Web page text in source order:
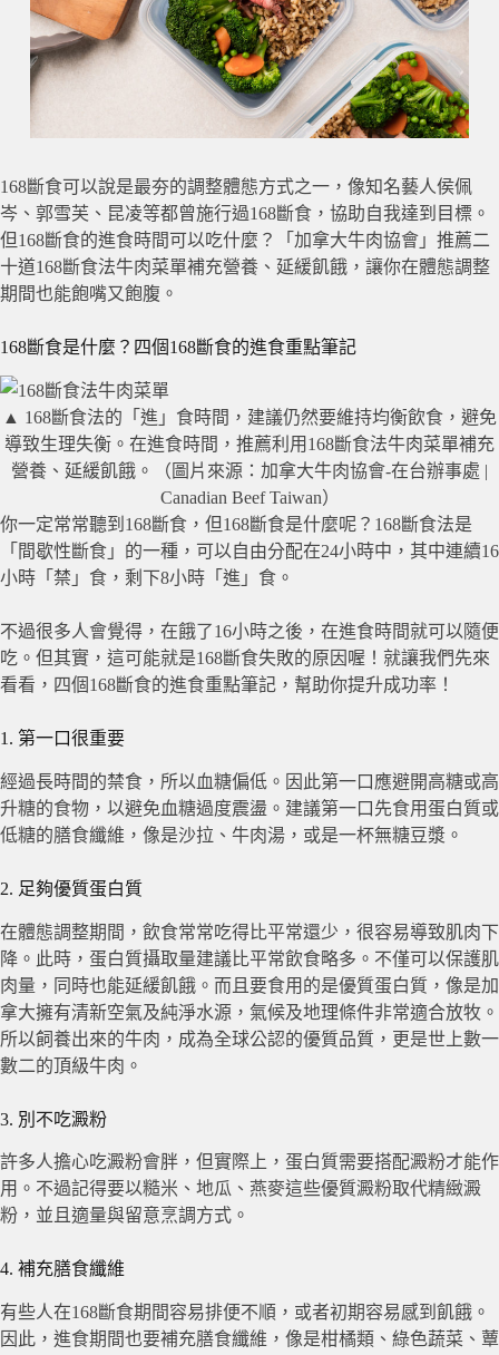
168斷食可以說是最夯的調整體態方式之一，像知名藝人侯佩
岑、郭雪芙、昆凌等都曾施行過168斷食，協助自我達到目標。
但168斷食的進食時間可以吃什麼？「加拿大牛肉協會」推薦二
十道168斷食法牛肉菜單補充營養、延緩飢餓，讓你在體態調整
期間也能飽嘴又飽腹。
168斷食是什麼？四個168斷食的進食重點筆記
▲ 168斷食法的「進」食時間，建議仍然要維持均衡飲食，避免
導致生理失衡。在進食時間，推薦利用168斷食法牛肉菜單補充
營養、延緩飢餓。（圖片來源：加拿大牛肉協會-在台辦事處 |
Canadian Beef Taiwan）
你一定常常聽到168斷食，但168斷食是什麼呢？168斷食法是
「間歇性斷食」的一種，可以自由分配在24小時中，其中連續16
小時「禁」食，剩下8小時「進」食。
不過很多人會覺得，在餓了16小時之後，在進食時間就可以隨便
吃。但其實，這可能就是168斷食失敗的原因喔！就讓我們先來
看看，四個168斷食的進食重點筆記，幫助你提升成功率！
1. 第一口很重要
經過長時間的禁食，所以血糖偏低。因此第一口應避開高糖或高
升糖的食物，以避免血糖過度震盪。建議第一口先食用蛋白質或
低糖的膳食纖維，像是沙拉、牛肉湯，或是一杯無糖豆漿。
2. 足夠優質蛋白質
在體態調整期間，飲食常常吃得比平常還少，很容易導致肌肉下
降。此時，蛋白質攝取量建議比平常飲食略多。不僅可以保護肌
肉量，同時也能延緩飢餓。而且要食用的是優質蛋白質，像是加
拿大擁有清新空氣及純淨水源，氣候及地理條件非常適合放牧。
所以飼養出來的牛肉，成為全球公認的優質品質，更是世上數一
數二的頂級牛肉。
3. 別不吃澱粉
許多人擔心吃澱粉會胖，但實際上，蛋白質需要搭配澱粉才能作
用。不過記得要以糙米、地瓜、燕麥這些優質澱粉取代精緻澱
粉，並且適量與留意烹調方式。
4. 補充膳食纖維
有些人在168斷食期間容易排便不順，或者初期容易感到飢餓。
因此，進食期間也要補充膳食纖維，像是柑橘類、綠色蔬菜、蕈